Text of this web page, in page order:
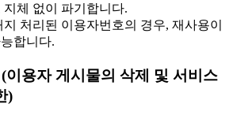
지체 없이 파기합니다.
처리된 이용자번호의 경우, 재사용이
합니다.
이용자 게시물의 삭제 및 서비스
)